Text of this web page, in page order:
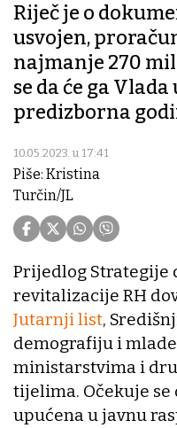
Riječ je o
usvojen,
najmanje 270
se da će ga
predizborna
10.05.2023. u 17:41
Piše: Kristina
Turčin/JL
Prijedlog Strategije
revitalizacije RH
Jutarnji list,
demografiju i
ministarstvima i
tijelima. Očekuje
upućena u javnu